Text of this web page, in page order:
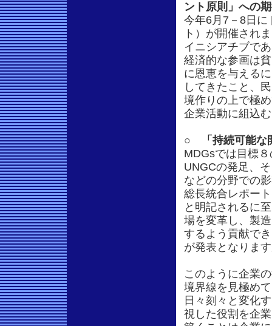
ント原則」への
今年6月7－8日に
ト）が開催され
イニシアチブで
経済的な参画は
に恩恵を与える
してきたこと、
境作りの上で極
企業活動に組込
○ 「持続可能な
MDGsでは目標
UNGCの発足、
などの分野での
総長統合レポー
と明記されるに
場を変革し、製
するよう貢献で
が発表となりま
このように企業
境界線を見極め
日々刻々と変化
視した役割を企